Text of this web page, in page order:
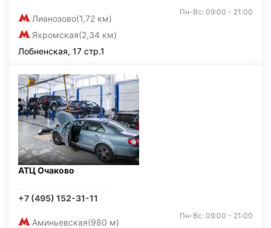
Лианозово(1,72 км)
Яхромская(2,34 км)
Пн-Вс: 09:00 - 21:00
Лобненская, 17 стр.1
АТЦ Очаково
+7 (495) 152-31-11
Аминьевская(980 м)
Пн-Вс: 09:00 - 21:00